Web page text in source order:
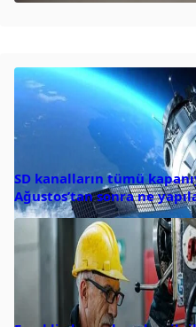
SD kanalların tümü
Ağustos’tan sonra ne